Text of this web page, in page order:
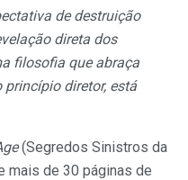
de destruição
direta dos
filosofia que abraça
princípio diretor, está
(Segredos Sinistros da
mais de 30 páginas de